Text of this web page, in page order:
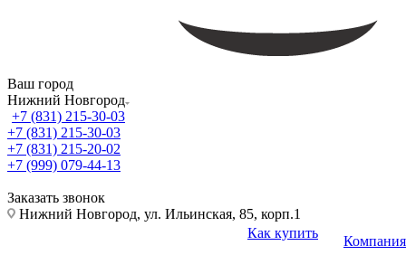
Ваш город
Нижний Новгород
+7 (831) 215-30-03
+7 (831) 215-30-03
+7 (831) 215-20-02
+7 (999) 079-44-13
Заказать звонок
Нижний Новгород, ул. Ильинская, 85, корп.1
Как купить
Компания